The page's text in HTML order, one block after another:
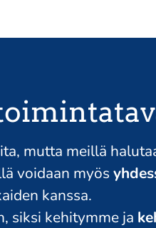
mutta meillä
voidaan myös
kanssa.
siksi kehitymme ja